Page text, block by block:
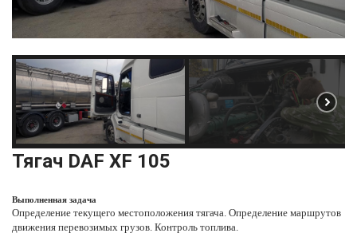
Тягач DAF XF 105
Выполненная задача
Определение текущего местоположения тягача. Определение маршрутов
движения перевозимых грузов. Контроль топлива.